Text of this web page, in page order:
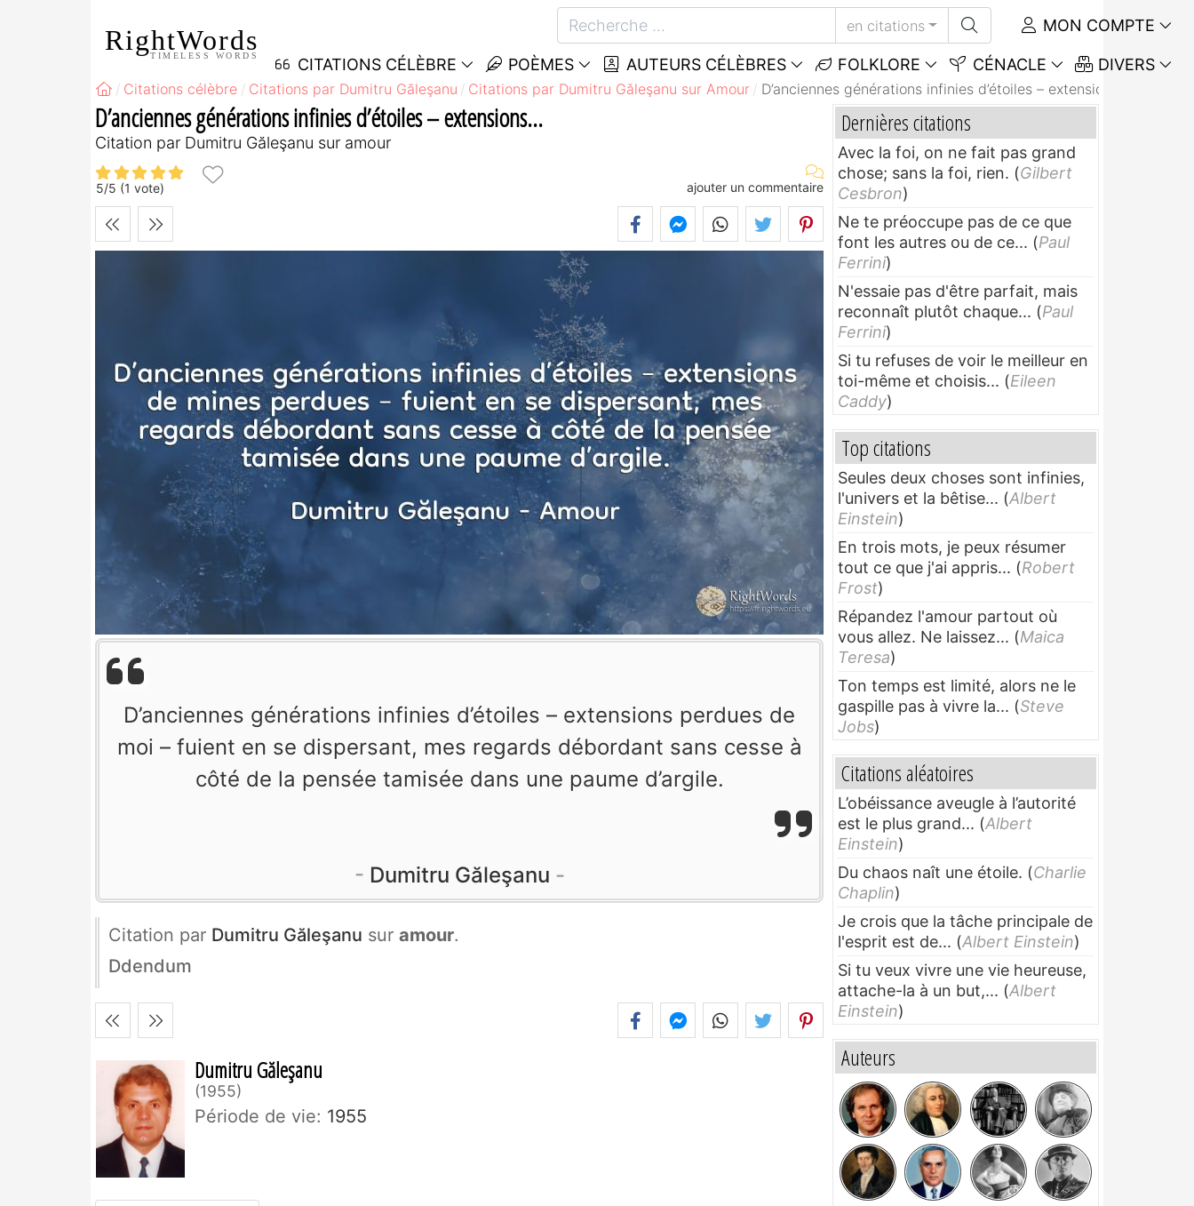
RightWords
TIMELESS WORDS
en citations MON COMPTE
CITATIONS CÉLÈBRE POÈMES AUTEURS CÉLÈBRES FOLKLORE CÉNACLE DIVERS
Citations célèbre Citations par Dumitru Găleşanu Citations par Dumitru Găleşanu sur Amour D’anciennes générations infinies d’étoiles – extensions...
D’anciennes générations infinies d’étoiles – extensions...
Citation par Dumitru Găleşanu sur amour
5/5 (1 vote) ajouter un commentaire
D’anciennes générations infinies d’étoiles – extensions perdues de
moi – fuient en se dispersant, mes regards débordant sans cesse à
côté de la pensée tamisée dans une paume d’argile.
Dumitru Găleşanu
Citation par Dumitru Găleşanu sur amour.
Ddendum
Dumitru Găleşanu
1955
Période de vie: 1955
Dernières citations
Avec la foi, on ne fait pas grand
chose; sans la foi, rien. (Gilbert
Cesbron)
Ne te préoccupe pas de ce que
font les autres ou de ce... (Paul
Ferrini)
N'essaie pas d'être parfait, mais
reconnaît plutôt chaque... (Paul
Ferrini)
Si tu refuses de voir le meilleur en
toi-même et choisis... (Eileen
Caddy)
Top citations
Seules deux choses sont infinies,
l'univers et la bêtise... (Albert
Einstein)
En trois mots, je peux résumer
tout ce que j'ai appris... (Robert
Frost)
Répandez l'amour partout où
vous allez. Ne laissez... (Maica
Teresa)
Ton temps est limité, alors ne le
gaspille pas à vivre la... (Steve
Jobs)
Citations aléatoires
L’obéissance aveugle à l’autorité
est le plus grand... (Albert
Einstein)
Du chaos naît une étoile. (Charlie
Chaplin)
Je crois que la tâche principale de
l'esprit est de... (Albert Einstein)
Si tu veux vivre une vie heureuse,
attache-la à un but,... (Albert
Einstein)
Auteurs